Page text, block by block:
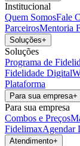
Institucional
Quem SomosFale
ParceirosMentoria
Soluções+
Soluções
Programa de
Fidelidade Digital
Plataforma
Para sua empresa+
Para sua empresa
Combos e Preços
FidelimaxAgendar
Atendimento+